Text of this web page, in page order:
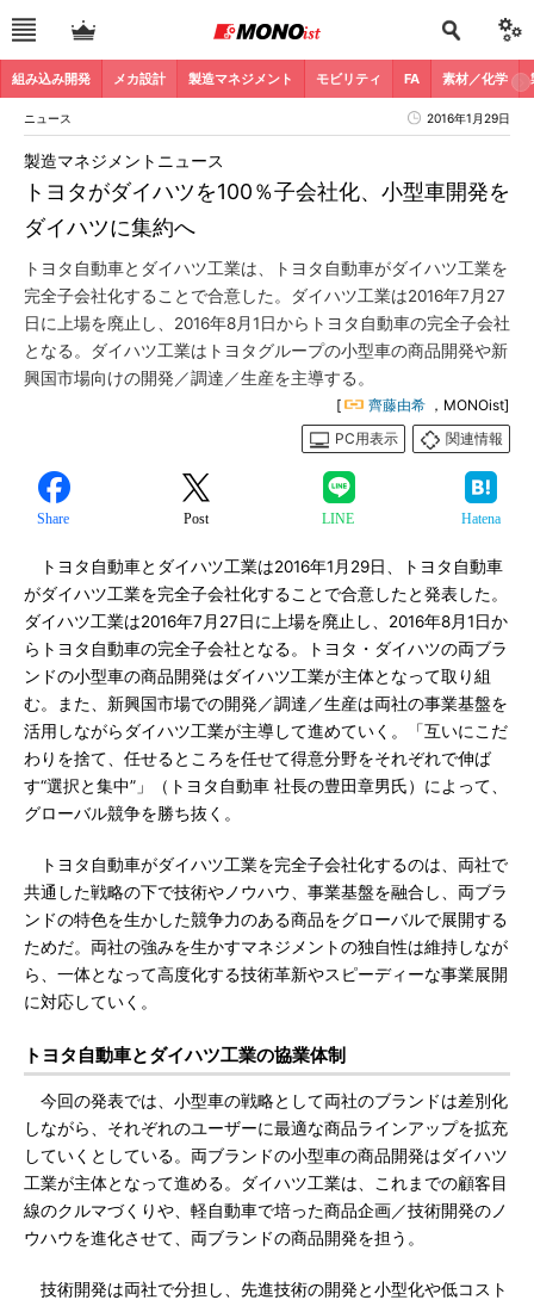
組み込み開発 メカ設計 製造マネジメント モビリティ FA 素材／化学
ニュース 2016年1月29日
トヨタがダイハツを100％子会社化、小型車開発を
ダイハツに集約へ
製造マネジメントニュース
トヨタ自動車とダイハツ工業は、トヨタ自動車がダイハツ工業を
完全子会社化することで合意した。ダイハツ工業は2016年7月27
日に上場を廃止し、2016年8月1日からトヨタ自動車の完全子会社
となる。ダイハツ工業はトヨタグループの小型車の商品開発や新
興国市場向けの開発／調達／生産を主導する。
[ 齊藤由希 ，MONOist]
PC用表示
関連情報
Share Post LINE Hatena
トヨタ自動車とダイハツ工業は2016年1月29日、トヨタ自動車
がダイハツ工業を完全子会社化することで合意したと発表した。
ダイハツ工業は2016年7月27日に上場を廃止し、2016年8月1日か
らトヨタ自動車の完全子会社となる。トヨタ・ダイハツの両ブラ
ンドの小型車の商品開発はダイハツ工業が主体となって取り組
む。また、新興国市場での開発／調達／生産は両社の事業基盤を
活用しながらダイハツ工業が主導して進めていく。「互いにこだ
わりを捨て、任せるところを任せて得意分野をそれぞれで伸ば
す“選択と集中”」（トヨタ自動車 社長の豊田章男氏）によって、
グローバル競争を勝ち抜く。
トヨタ自動車がダイハツ工業を完全子会社化するのは、両社で
共通した戦略の下で技術やノウハウ、事業基盤を融合し、両ブラ
ンドの特色を生かした競争力のある商品をグローバルで展開する
ためだ。両社の強みを生かすマネジメントの独自性は維持しなが
ら、一体となって高度化する技術革新やスピーディーな事業展開
に対応していく。
トヨタ自動車とダイハツ工業の協業体制
今回の発表では、小型車の戦略として両社のブランドは差別化
しながら、それぞれのユーザーに最適な商品ラインアップを拡充
していくとしている。両ブランドの小型車の商品開発はダイハツ
工業が主体となって進める。ダイハツ工業は、これまでの顧客目
線のクルマづくりや、軽自動車で培った商品企画／技術開発のノ
ウハウを進化させて、両ブランドの商品開発を担う。
技術開発は両社で分担し、先進技術の開発と小型化や低コスト